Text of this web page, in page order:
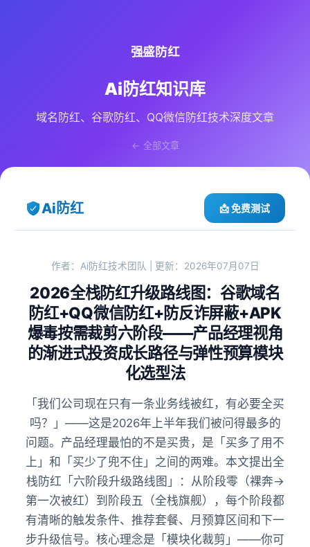
强盛防红
Ai防红知识库
域名防红、谷歌防红、QQ微信防红技术深度文章
← 全部文章
Ai防红 📩 免费测试
作者：Ai防红技术团队 | 更新：2026年07月07日
2026全栈防红升级路线图：谷歌域名
防红+QQ微信防红+防反诈屏蔽+APK
爆毒按需裁剪六阶段——产品经理视角
的渐进式投资成长路径与弹性预算模块
化选型法
「我们公司现在只有一条业务线被红，有必要全买
吗？」——这是2026年上半年我们被问得最多的
问题。产品经理最怕的不是买贵，是「买多了用不
上」和「买少了兜不住」之间的两难。本文提出全
栈防红「六阶段升级路线图」：从阶段零（裸奔→
第一次被红）到阶段五（全栈旗舰），每个阶段都
有清晰的触发条件、推荐套餐、月预算区间和下一
步升级信号。核心理念是「模块化裁剪」——你可